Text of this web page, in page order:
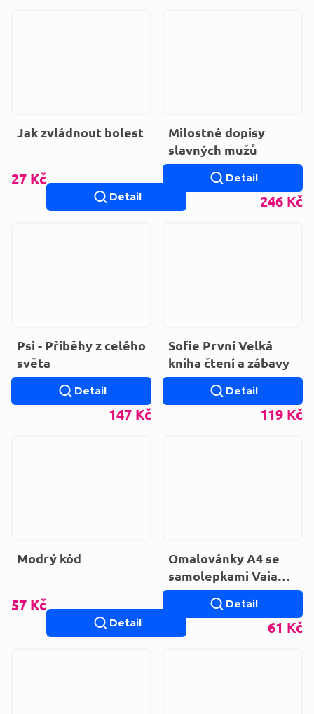
Jak zvládnout bolest
27 Kč
Detail
Milostné dopisy
slavných mužů
246 Kč
Detail
Psi - Příběhy z celého
světa
147 Kč
Detail
Sofie První Velká
kniha čtení a zábavy
119 Kč
Detail
Modrý kód
57 Kč
Detail
Omalovánky A4 se
samolepkami Vaiana
2
61 Kč
Detail